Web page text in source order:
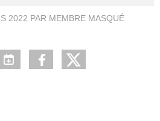
2022 PAR MEMBRE MASQUÉ